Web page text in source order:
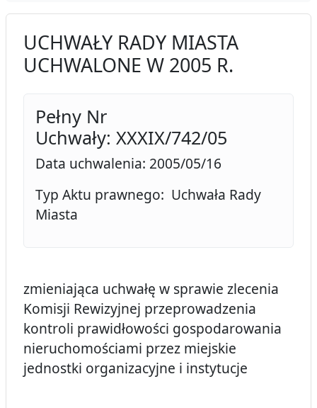
UCHWAŁY RADY MIASTA
UCHWALONE W 2005 R.
Pełny Nr
Uchwały: XXXIX/742/05
Data uchwalenia: 2005/05/16
Typ Aktu prawnego: Uchwała Rady
Miasta
zmieniająca uchwałę w sprawie zlecenia
Komisji Rewizyjnej przeprowadzenia
kontroli prawidłowości gospodarowania
nieruchomościami przez miejskie
jednostki organizacyjne i instytucje